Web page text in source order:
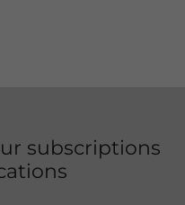
subscriptions